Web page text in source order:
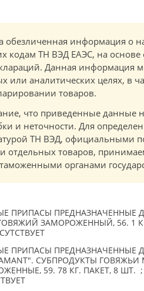
обезличенная информация о
кодам ТН ВЭД ЕАЭС, на основе
Данная информация
или аналитических целях, в
товаров.
что приведенные данные
и неточности. Для
ТН ВЭД, официальными
отдельных товаров,
органами
ПРИПАСЫ ПРЕДНАЗНАЧЕННЫЕ
ЗАМОРОЖЕННЫЙ, 56. 1
ПРИПАСЫ ПРЕДНАЗНАЧЕННЫЕ
СУБПРОДУКТЫ
59. 78 КГ. ПАКЕТ, 8 ШТ.